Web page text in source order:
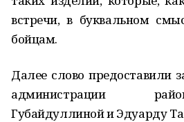
встречи, в буквальном
бойцам.
Далее слово предоставили
администрации
Губайдуллиной и Эдуарду